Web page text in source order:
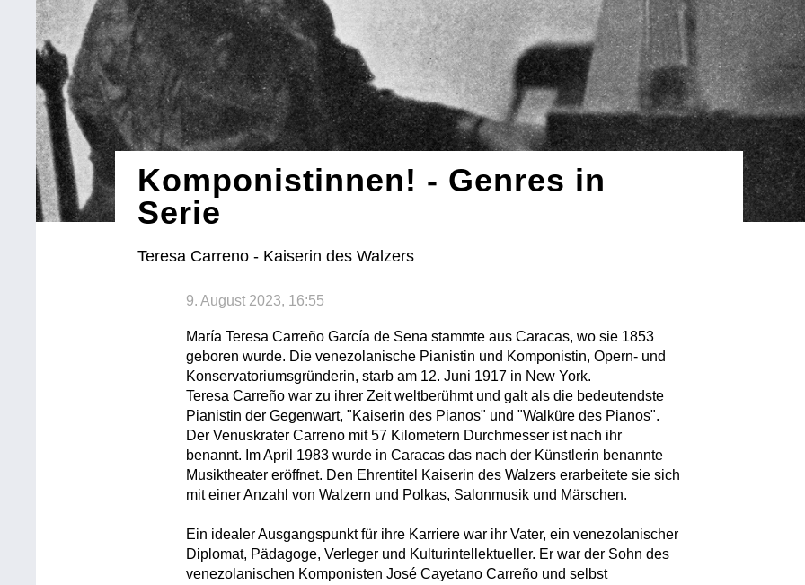
Komponistinnen! - Genres in
Serie
Teresa Carreno - Kaiserin des Walzers
9. August 2023, 16:55
María Teresa Carreño García de Sena stammte aus Caracas, wo sie 1853
geboren wurde. Die venezolanische Pianistin und Komponistin, Opern- und
Konservatoriumsgründerin, starb am 12. Juni 1917 in New York.
Teresa Carreño war zu ihrer Zeit weltberühmt und galt als die bedeutendste
Pianistin der Gegenwart, "Kaiserin des Pianos" und "Walküre des Pianos".
Der Venuskrater Carreno mit 57 Kilometern Durchmesser ist nach ihr
benannt. Im April 1983 wurde in Caracas das nach der Künstlerin benannte
Musiktheater eröffnet. Den Ehrentitel Kaiserin des Walzers erarbeitete sie sich
mit einer Anzahl von Walzern und Polkas, Salonmusik und Märschen.
Ein idealer Ausgangspunkt für ihre Karriere war ihr Vater, ein venezolanischer
Diplomat, Pädagoge, Verleger und Kulturintellektueller. Er war der Sohn des
venezolanischen Komponisten José Cayetano Carreño und selbst